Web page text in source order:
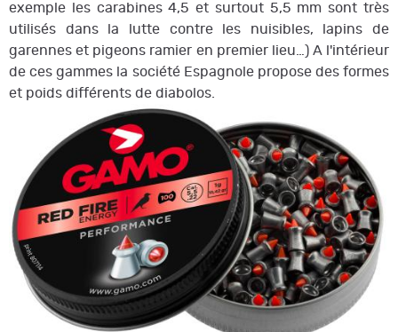
exemple les carabines 4,5 et surtout 5,5 mm sont très
utilisés dans la lutte contre les nuisibles, lapins de
garennes et pigeons ramier en premier lieu…) A l'intérieur
de ces gammes la société Espagnole propose des formes
et poids différents de diabolos.